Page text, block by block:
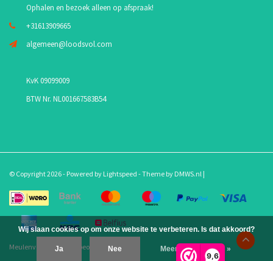
9,6
Ophalen en bezoek alleen op afspraak!
+31613909665
algemeen@loodsvol.com
KvK 09099009
BTW Nr. NL001667583B54
© Copyright 2026 - Powered by Lightspeed - Theme by DMWS.nl |
Meulenveld.com beoordelingen op
Wij slaan cookies op om onze website te verbeteren. Is dat akkoord?
Ja Nee Meer over cookies »